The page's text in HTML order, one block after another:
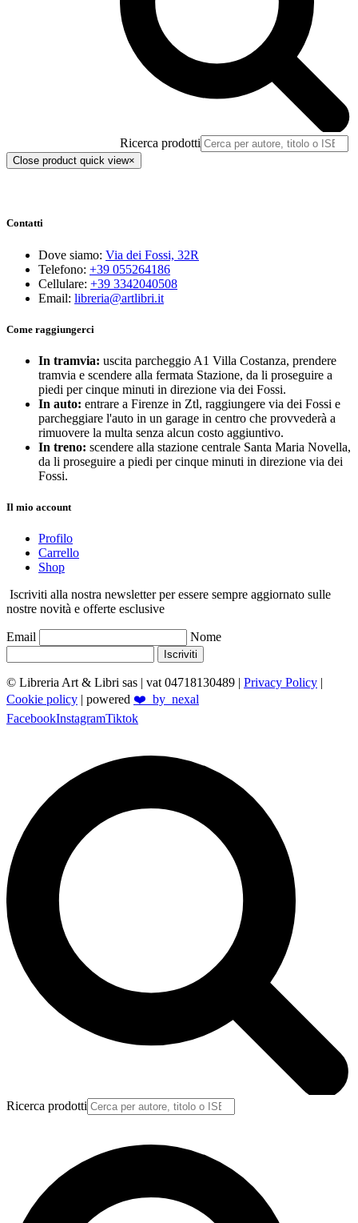
Ricerca prodotti
Close product quick view×
Contatti
Dove siamo: Via dei Fossi, 32R
Telefono: +39 055264186
Cellulare: +39 3342040508
Email: libreria@artlibri.it
Come raggiungerci
In tramvia: uscita parcheggio A1 Villa Costanza, prendere
tramvia e scendere alla fermata Stazione, da li proseguire a
piedi per cinque minuti in direzione via dei Fossi.
In auto: entrare a Firenze in Ztl, raggiungere via dei Fossi e
parcheggiare l'auto in un garage in centro che provvederà a
rimuovere la multa senza alcun costo aggiuntivo.
In treno: scendere alla stazione centrale Santa Maria Novella,
da li proseguire a piedi per cinque minuti in direzione via dei
Fossi.
Il mio account
Profilo
Carrello
Shop
Iscriviti alla nostra newsletter per essere sempre aggiornato sulle
nostre novità e offerte esclusive
Email Nome
Iscriviti
© Libreria Art & Libri sas | vat 04718130489 | Privacy Policy |
Cookie policy | powered ❤️_by_nexal
FacebookInstagramTiktok
Ricerca prodotti